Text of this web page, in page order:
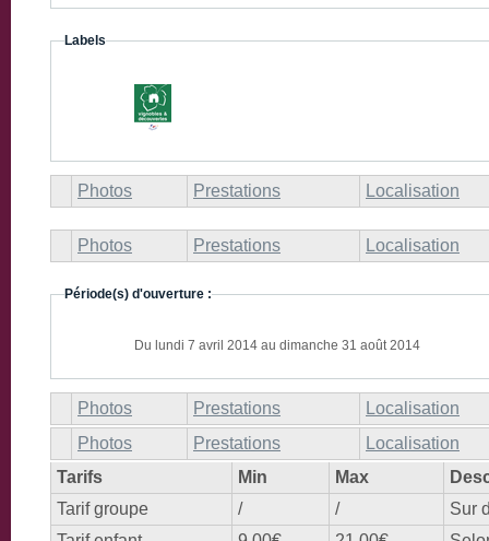
Labels
Photos Prestations Localisation
Photos Prestations Localisation
Période(s) d'ouverture :
Du lundi 7 avril 2014 au dimanche 31 août 2014
Photos Prestations
Localisation
Photos
Prestations
Localisation
Tarifs
Min Max
Tarif groupe
/ /
Sur